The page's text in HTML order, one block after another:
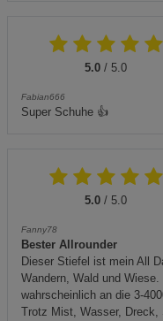
5.0 / 5.0
Fabian666
Super Schuhe 👍
5.0 / 5.0
Fanny78
Bester Allrounder
Dieser Stiefel ist mein All
Wandern, Wald und
wahrscheinlich an die 3-
Trotz Mist, Wasser, Dreck,